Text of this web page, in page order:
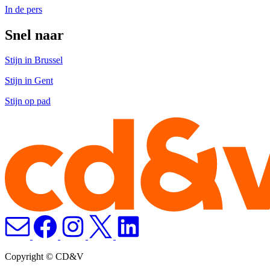
In de pers
Snel naar
Stijn in Brussel
Stijn in Gent
Stijn op pad
Copyright © CD&V